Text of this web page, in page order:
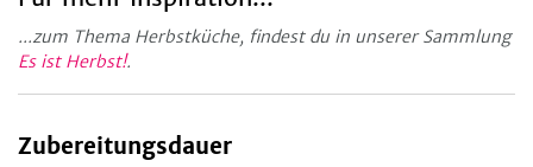
...zum Thema Herbstküche, findest du in unserer Sammlung
Es ist Herbst!.
Zubereitungsdauer